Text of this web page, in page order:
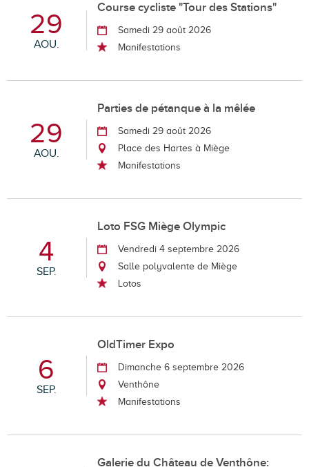
29
AOU.
Course cycliste "Tour des Stations"
Samedi 29 août 2026
Manifestations
29
AOU.
Parties de pétanque à la mêlée
Samedi 29 août 2026
Place des Hartes à Miège
Manifestations
4
SEP.
Loto FSG Miège Olympic
Vendredi 4 septembre 2026
Salle polyvalente de Miège
Lotos
6
SEP.
OldTimer Expo
Dimanche 6 septembre 2026
Venthône
Manifestations
Galerie du Château de Venthône: